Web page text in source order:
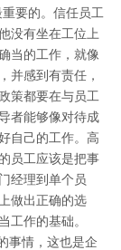
要的。信任员工
没有坐在工位上
当的工作，就像
并感到有责任，
策都要在与员工
者能够像对待成
自己的工作。高
员工应该是把事
经理到单个员
做出正确的选
工作的基础。
事情，这也是企